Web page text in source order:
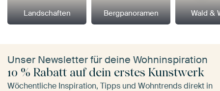
Landschaften Bergpanoramen Wald &
Unser Newsletter für deine Wohninspiration
10 % Rabatt auf dein erstes Kunstwerk
Wöchentliche Inspiration, Tipps und Wohntrends direkt in